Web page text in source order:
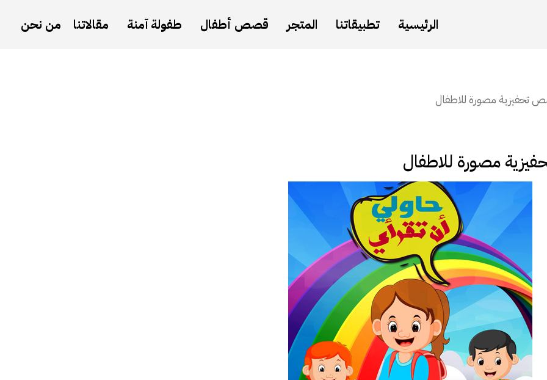
الرئيسية تطبيقاتنا المتجر قصص أطفال طفولة آمنة مقالاتنا من نحن
تحفيزية مصورة للاطفال
مصورة للاطفال